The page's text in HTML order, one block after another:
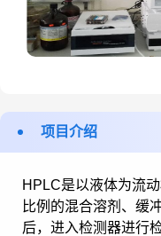
项目介绍
HPLC是以液体为流
比例的混合溶剂、缓
后，进入检测器进行